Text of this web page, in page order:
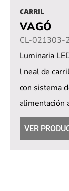
CARRIL
VAGÓ
CL-021303-
Luminaria
lineal de
con sistema
alimentación
Dimerización
opcional a
VER